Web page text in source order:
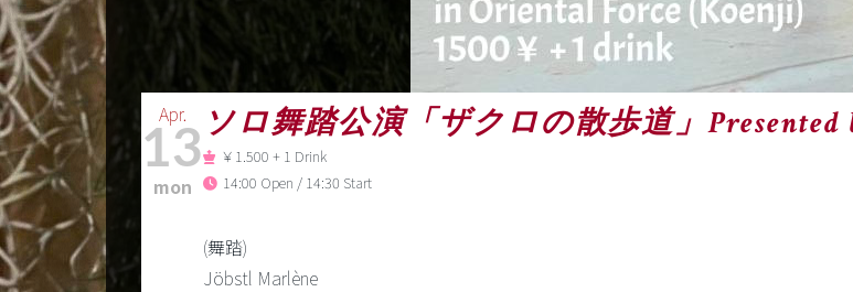
Apr.
13
mon
ソロ舞踏公演「ザクロの散歩道」Presented
￥1.500 + 1 Drink
14:00 Open / 14:30 Start
(舞踏)
Jöbstl Marlène